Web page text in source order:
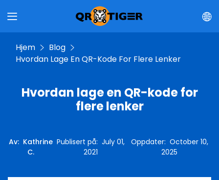
Hjem
Blog
Hvordan Lage En QR-Kode For Flere Lenker
Hvordan lage en QR-kode for
flere lenker
Av: Kathrine
C.
Publisert på:July 01,
2021
Oppdater: October 10,
2025